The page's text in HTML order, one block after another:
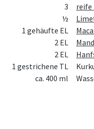
3
reife
½
1 gehäufte EL
2 EL
2 EL
1 gestrichene TL
ca. 400 ml